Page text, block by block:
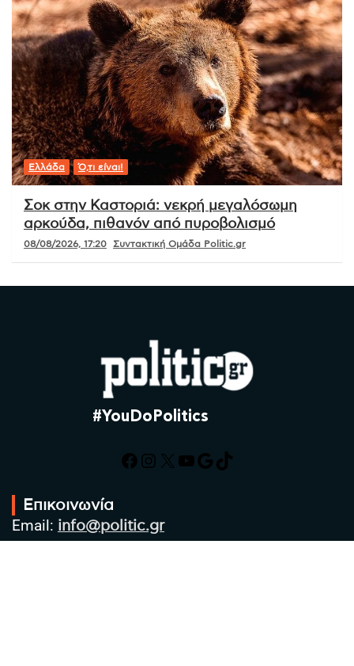
Ελλάδα Ό,τι είναι!
Σοκ στην Καστοριά: νεκρή μεγαλόσωμη
αρκούδα, πιθανόν από πυροβολισμό
08/08/2026, 17:20 Συντακτική Ομάδα Politic.gr
#YouDoPolitics
Facebook
Instagram
X YouTube
Google
TikTok
Επικοινωνία
Email: info@politic.gr
Τηλ: